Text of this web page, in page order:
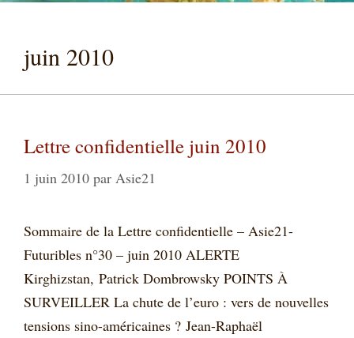
juin 2010
Lettre confidentielle juin 2010
1 juin 2010 par Asie21
Sommaire de la Lettre confidentielle – Asie21-
Futuribles n°30 – juin 2010 ALERTE
Kirghizstan, Patrick Dombrowsky POINTS À
SURVEILLER La chute de l’euro : vers de nouvelles
tensions sino-américaines ? Jean-Raphaël